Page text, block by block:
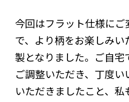
今回はフラット仕様にご
で、より柄をお楽しみ
製となりました。ご自宅
ご調整いただき、丁度
いただきましたこと、